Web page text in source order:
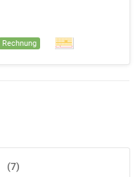
Rechnung
7